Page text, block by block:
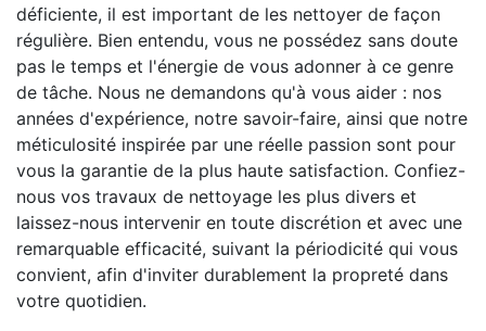
déficiente, il est important de les nettoyer de façon
régulière. Bien entendu, vous ne possédez sans doute
pas le temps et l'énergie de vous adonner à ce genre
de tâche. Nous ne demandons qu'à vous aider : nos
années d'expérience, notre savoir-faire, ainsi que notre
méticulosité inspirée par une réelle passion sont pour
vous la garantie de la plus haute satisfaction. Confiez-
nous vos travaux de nettoyage les plus divers et
laissez-nous intervenir en toute discrétion et avec une
remarquable efficacité, suivant la périodicité qui vous
convient, afin d'inviter durablement la propreté dans
votre quotidien.